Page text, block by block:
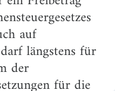
auf
längstens für
der
für die